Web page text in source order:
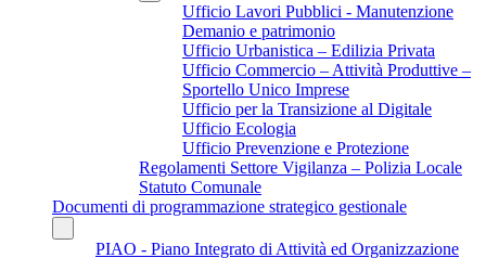
Ufficio Lavori Pubblici - Manutenzione
Demanio e patrimonio
Ufficio Urbanistica – Edilizia Privata
Ufficio Commercio – Attività Produttive –
Sportello Unico Imprese
Ufficio per la Transizione al Digitale
Ufficio Ecologia
Ufficio Prevenzione e Protezione
Regolamenti Settore Vigilanza – Polizia Locale
Statuto Comunale
Documenti di programmazione strategico gestionale
PIAO - Piano Integrato di Attività ed Organizzazione